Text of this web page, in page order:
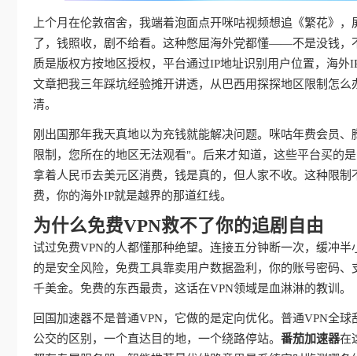
上个月在伦敦宿舍，我端着泡面点开咪咕视频想追《繁花》
了，钱照收，剧不给看。这种憋屈海外党都懂——不是没钱，
质是版权方按地区授权，平台通过IP地址识别用户位置，海
文章把我三年踩坑经验摊开讲透，从巴西用探探地区限制怎
清。
刚出国那年我天真地以为充钱就能解决问题。咪咕年费会员
限制，您所在的地区无法观看"。后来才知道，这些平台买的
拿着人民币去美元区消费，钱是真的，但人家不收。这种限
费，你的海外IP就是越界的那道红线。
为什么免费VPN救不了你的追剧自由
试过免费VPN的人都懂那种绝望。连接五分钟断一次，缓冲
的是安全风险，免费工具靠卖用户数据盈利，你的账号密码
千美金。免费的东西最贵，这话在VPN领域是血淋淋的教训。
回国加速器不是普通VPN，它做的是定向优化。普通VPN全
公交的区别，一个直达目的地，一个绕路停站。 番茄加速器在